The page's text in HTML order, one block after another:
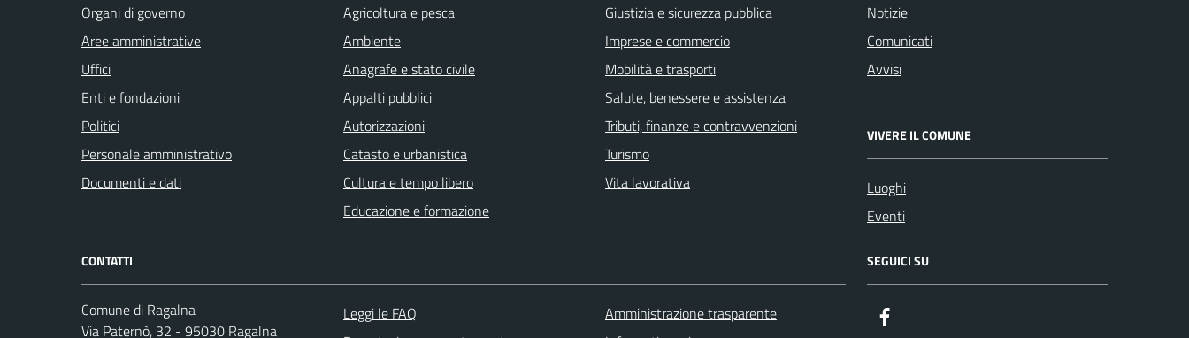
Organi di governo
Aree amministrative
Uffici
Enti e fondazioni
Politici
Personale amministrativo
Documenti e dati
Agricoltura e pesca
Ambiente
Anagrafe e stato civile
Appalti pubblici
Autorizzazioni
Catasto e urbanistica
Cultura e tempo libero
Educazione e formazione
Giustizia e sicurezza pubblica
Imprese e commercio
Mobilità e trasporti
Salute, benessere e assistenza
Tributi, finanze e contravvenzioni
Turismo
Vita lavorativa
Notizie
Comunicati
Avvisi
VIVERE IL COMUNE
Luoghi
Eventi
CONTATTI
Comune di Ragalna
Via Paternò, 32 - 95030 Ragalna
Leggi le FAQ
Amministrazione trasparente
SEGUICI SU